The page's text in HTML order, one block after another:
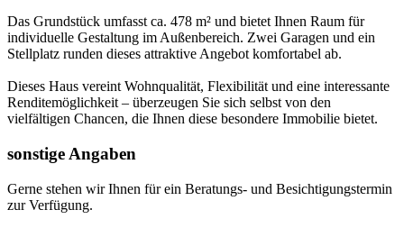
Das Grundstück umfasst ca. 478 m² und bietet Ihnen Raum für
individuelle Gestaltung im Außenbereich. Zwei Garagen und ein
Stellplatz runden dieses attraktive Angebot komfortabel ab.
Dieses Haus vereint Wohnqualität, Flexibilität und eine interessante
Renditemöglichkeit – überzeugen Sie sich selbst von den
vielfältigen Chancen, die Ihnen diese besondere Immobilie bietet.
sonstige Angaben
Gerne stehen wir Ihnen für ein Beratungs- und Besichtigungstermin
zur Verfügung.